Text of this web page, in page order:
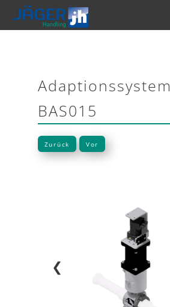
Adaptionssystem
BAS015
Zurück Vor
❮